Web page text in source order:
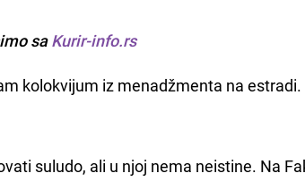
saKurir-info.rs
kolokvijum iz menadžmenta na
suludo, ali u njoj nema neistine. Na